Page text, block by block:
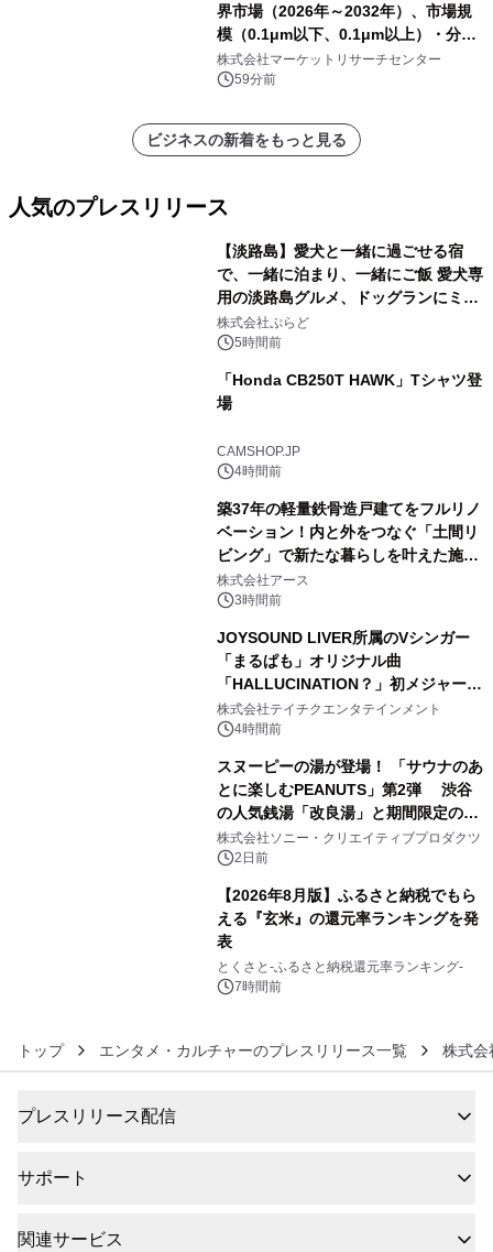
界市場（2026年～2032年）、市場規
模（0.1μm以下、0.1μm以上）・分析
レポートを発表
株式会社マーケットリサーチセンター
59分前
ビジネスの新着をもっと見る
人気のプレスリリース
【淡路島】愛犬と一緒に過ごせる宿
で、一緒に泊まり、一緒にご飯 愛犬専
用の淡路島グルメ、ドッグランにミニ
プール グランピングとトレーラーハウ
スの2施設で
株式会社ぷらど
5時間前
「Honda CB250T HAWK」Tシャツ登
場
CAMSHOP.JP
4時間前
築37年の軽量鉄骨造戸建てをフルリノ
ベーション！内と外をつなぐ「土間リ
ビング」で新たな暮らしを叶えた施工
事例を株式会社アースが公開
株式会社アース
3時間前
JOYSOUND LIVER所属のVシンガー
「まるぱも」オリジナル曲
「HALLUCINATION？」初メジャー配
信リリース決定！
株式会社テイチクエンタテインメント
4時間前
スヌーピーの湯が登場！ 「サウナのあ
とに楽しむPEANUTS」第2弾 渋谷
の人気銭湯「改良湯」と期間限定のコ
ラボレーション サウナイキタイコラ
ボグッズも発売決定！
株式会社ソニー・クリエイティブプロダクツ
2日前
【2026年8月版】ふるさと納税でもら
える『玄米』の還元率ランキングを発
表
とくさと-ふるさと納税還元率ランキング-
7時間前
トップ エンタメ・カルチャーのプレスリリース一覧 株式会
プレスリリース配信
サポート
関連サービス